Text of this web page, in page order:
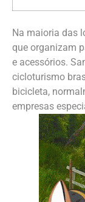
Na maioria das
que organizam
e acessórios.
cicloturismo
bicicleta,
empresas